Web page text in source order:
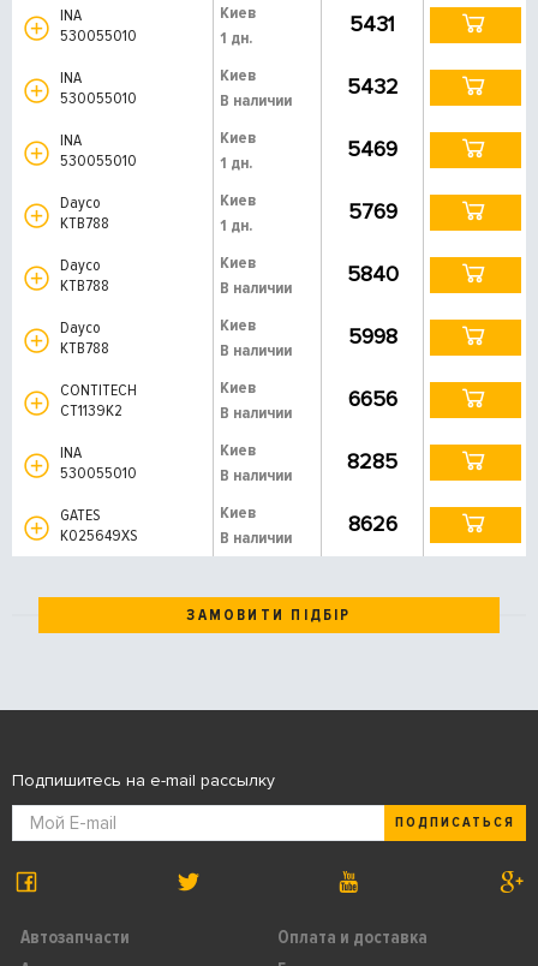
INA
530055010
Киев
1 дн.
5431
INA
530055010
Киев
В наличии
5432
INA
530055010
Киев
1 дн.
5469
Dayco
KTB788
Киев
1 дн.
5769
Dayco
KTB788
Киев
В наличии
5840
Dayco
KTB788
Киев
В наличии
5998
CONTITECH
CT1139K2
Киев
В наличии
6656
INA
530055010
Киев
В наличии
8285
GATES
K025649XS
Киев
В наличии
8626
ЗАМОВИТИ ПІДБІР
Автозапчасти
Оплата и доставка
Подпишитесь на e-mail рассылку
ПОДПИСАТЬСЯ